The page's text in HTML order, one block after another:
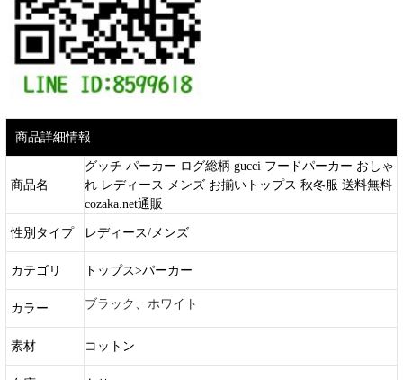
商品詳細情報
商品名
グッチ パーカー ログ総柄 gucci フードパーカー おしゃ
れ レディース メンズ お揃いトップス 秋冬服 送料無料
cozaka.net通販
性別タイプ レディース/メンズ
カテゴリ トップス>パーカー
カラー ブラック、ホワイト
素材 コットン